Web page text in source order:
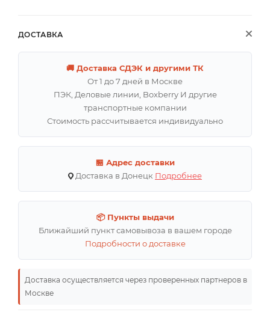
ДОСТАВКА
🚚 Доставка СДЭК и другими ТК
От 1 до 7 дней в Москве
ПЭК, Деловые линии, Boxberry И другие
транспортные компании
Стоимость рассчитывается индивидуально
🏪 Адрес доставки
Доставка в Донецк Подробнее
📦 Пункты выдачи
Ближайший пункт самовывоза в вашем городе
Подробности о доставке
Доставка осуществляется через проверенных партнеров в
Москве